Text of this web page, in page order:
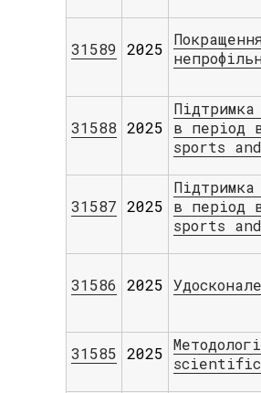
31589 2025
31588 2025
в період
sports
31587 2025
в період
sports
31586 2025
31585 2025
scientific